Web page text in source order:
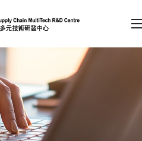
車鍵）
會員登入
EN 繁 简